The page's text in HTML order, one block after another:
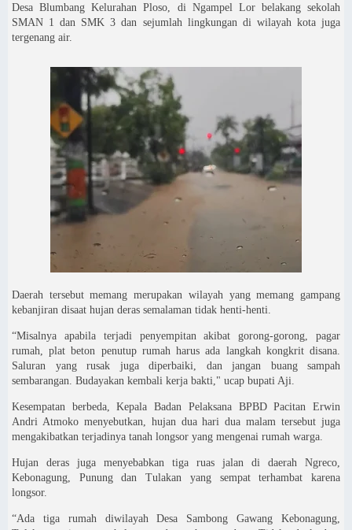
Desa Blumbang Kelurahan Ploso, di Ngampel Lor belakang sekolah
SMAN 1 dan SMK 3 dan sejumlah lingkungan di wilayah kota juga
tergenang air.
Daerah tersebut memang merupakan wilayah yang memang gampang
kebanjiran disaat hujan deras semalaman tidak henti-henti.
“Misalnya apabila terjadi penyempitan akibat gorong-gorong, pagar
rumah, plat beton penutup rumah harus ada langkah kongkrit disana.
Saluran yang rusak juga diperbaiki, dan jangan buang sampah
sembarangan. Budayakan kembali kerja bakti," ucap bupati Aji.
Kesempatan berbeda, Kepala Badan Pelaksana BPBD Pacitan Erwin
Andri Atmoko menyebutkan, hujan dua hari dua malam tersebut juga
mengakibatkan terjadinya tanah longsor yang mengenai rumah warga.
Hujan deras juga menyebabkan tiga ruas jalan di daerah Ngreco,
Kebonagung, Punung dan Tulakan yang sempat terhambat karena
longsor.
“Ada tiga rumah diwilayah Desa Sambong Gawang Kebonagung,